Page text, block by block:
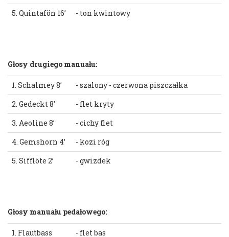
5. Quintafön 16’
- ton kwintowy
Głosy drugiego manuału:
1. Schalmey 8’
- szalony - czerwona piszczałka
2. Gedeckt 8’
- flet kryty
3. Aeoline 8’
- cichy flet
4. Gemshorn 4’
- kozi róg
5. Sifflöte 2’
- gwizdek
Głosy manuału pedałowego:
1. Flautbass - flet bas